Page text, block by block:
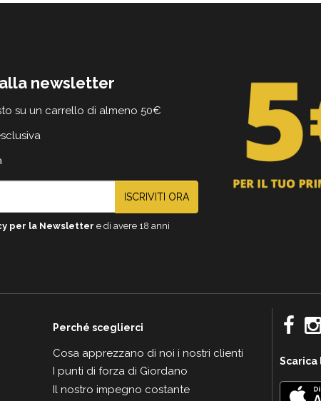
newsletter
su un carrello di almeno 50€
ISCRIVITI ORA
per la Newsletter e di avere 18 anni
Perché sceglierci
Cosa apprezzano di noi i nostri clienti
I punti di forza di Giordano
Il nostro impegno costante
Scarica